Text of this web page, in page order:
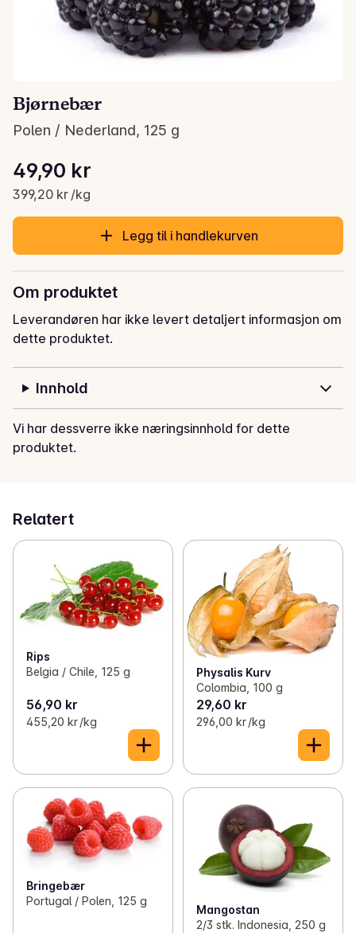
Bjørnebær
Polen / Nederland, 125 g
Gjeldende pris er: 49,90 kr
49,90 kr
399,20 kr /kg
Stykkpris: 399,20 kr /kg
Legg til i handlekurven
Om produktet
Leverandøren har ikke levert detaljert informasjon om
dette produktet.
Innhold
Vi har dessverre ikke næringsinnhold for dette
produktet.
Relatert
Rips
Belgia / Chile, 125 g
56,90 kr
455,20 kr /kg
Physalis Kurv
Colombia, 100 g
29,60 kr
296,00 kr /kg
Bringebær
Portugal / Polen, 125 g
Mangostan
2/3 stk. Indonesia, 250 g